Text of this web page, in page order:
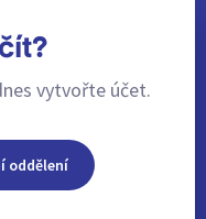
vytvořte účet.
oddělení